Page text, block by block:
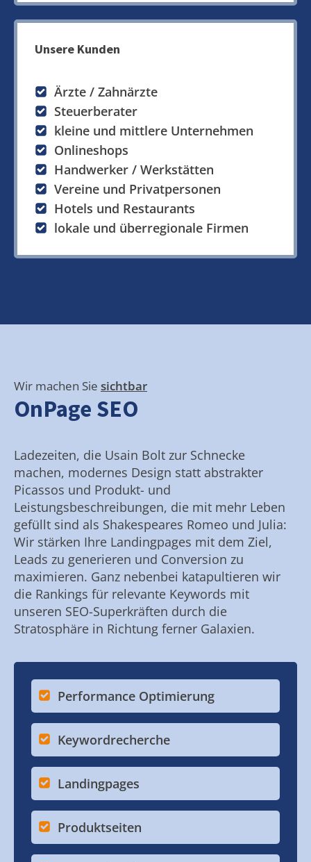
Unsere Kunden
Ärzte / Zahnärzte
Steuerberater
kleine und mittlere Unternehmen
Onlineshops
Handwerker / Werkstätten
Vereine und Privatpersonen
Hotels und Restaurants
lokale und überregionale Firmen
Wir machen Sie sichtbar
OnPage SEO
Ladezeiten, die Usain Bolt zur Schnecke
machen, modernes Design statt abstrakter
Picassos und Produkt- und
Leistungsbeschreibungen, die mit mehr Leben
gefüllt sind als Shakespeares Romeo und Julia:
Wir stärken Ihre Landingpages mit dem Ziel,
Leads zu generieren und Conversion zu
maximieren. Ganz nebenbei katapultieren wir
die Rankings für relevante Keywords mit
unseren SEO-Superkräften durch die
Stratosphäre in Richtung ferner Galaxien.
Performance Optimierung
Keywordrecherche
Landingpages
Produktseiten